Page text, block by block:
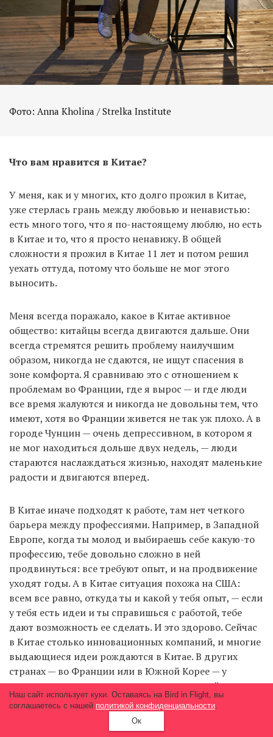
Фото: Anna Kholina / Strelka Institute
Что вам нравится в Китае?
У меня, как и у многих, кто долго прожил в Китае,
уже стерлась грань между любовью и ненавистью:
есть много того, что я по-настоящему люблю, но есть
в Китае и то, что я просто ненавижу. В общей
сложности я прожил в Китае 11 лет и потом решил
уехать оттуда, потому что больше не мог этого
выносить.
Меня всегда поражало, какое в Китае активное
общество: китайцы всегда двигаются дальше. Они
всегда стремятся решить проблему наилучшим
образом, никогда не сдаются, не ищут спасения в
зоне комфорта. Я сравниваю это с отношением к
проблемам во Франции, где я вырос — и где люди
все время жалуются и никогда не довольны тем, что
имеют, хотя во Франции живется не так уж плохо. А в
городе Чунцин — очень депрессивном, в котором я
не мог находиться дольше двух недель, — люди
стараются наслаждаться жизнью, находят маленькие
радости и двигаются вперед.
В Китае иначе подходят к работе, там нет четкого
барьера между профессиями. Например, в Западной
Европе, когда ты молод и выбираешь себе какую-то
профессию, тебе довольно сложно в ней
продвинуться: все требуют опыт, и на продвижение
уходят годы. А в Китае ситуация похожа на США:
всем все равно, откуда ты и какой у тебя опыт, — если
у тебя есть идеи и ты справишься с работой, тебе
дают возможность ее сделать. И это здорово. Сейчас
в Китае столько инновационных компаний, и многие
выдающиеся идеи рождаются в Китае. В других
странах — во Франции или в Южной Корее — у
молодых тоже рождается много новых идей, но они
натыкаются на стены иерархии.
Наш сайт использует куки. Оставаясь на Bird in Flight, вы
соглашаетесь с нашей политикой конфиденциальности.
Ок